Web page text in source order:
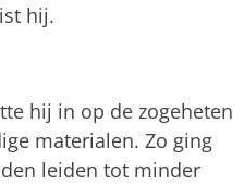
hij.
hij in op de zogeheten
materialen. Zo ging
leiden tot minder